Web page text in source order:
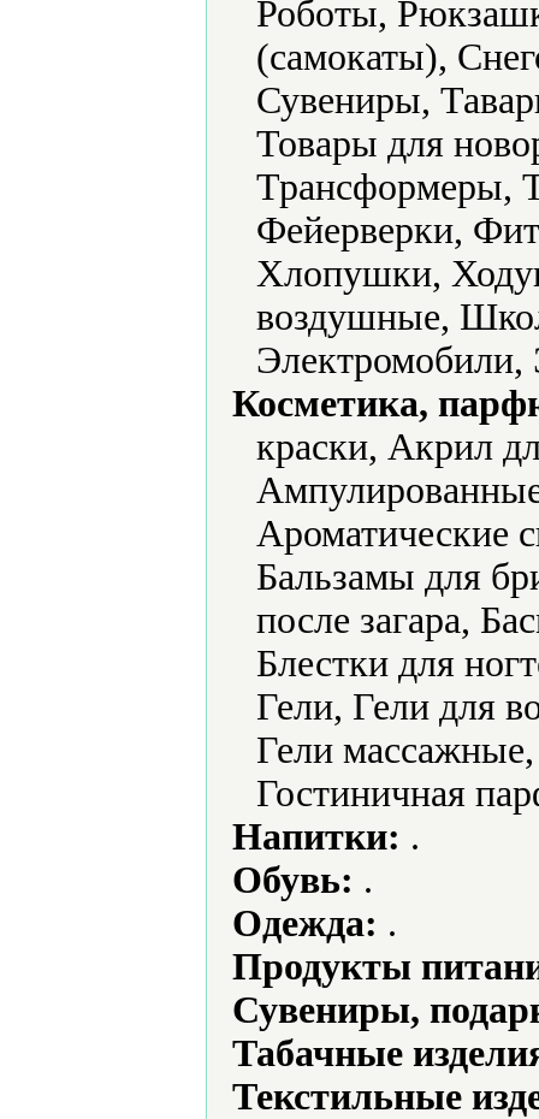
Роботы,
(самокаты),
Сувениры,
Товары для
Трансформеры,
Фейерверки,
Хлопушки,
воздушные,
Электромобили,
Косметика,
краски, Акрил
Ароматические
Бальзамы для
после загара,
Блестки для
Гели, Гели для
Гели
Гостиничная
Напитки: .
Обувь: .
Одежда: .
Продукты
Сувениры,
Табачные
Текстильные